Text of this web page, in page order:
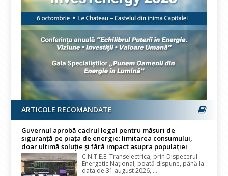
ARTICOLE RECOMANDATE
Guvernul aprobă cadrul legal pentru măsuri de
siguranță pe piața de energie: limitarea consumului,
doar ultimă soluție și fără impact asupra populației
C.N.T.E.E. Transelectrica, prin Dispecerul
Energetic Național, poată dispune, până la
data de 31 august 2026, ...